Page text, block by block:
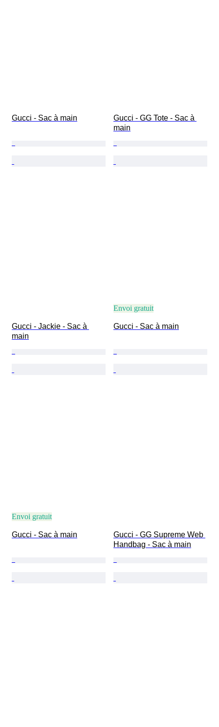
Gucci - Sac à main
Gucci - GG Tote - Sac à
main
Gucci - Jackie - Sac à
main
Envoi gratuit
Gucci - Sac à main
Envoi gratuit
Gucci - Sac à main
Gucci - GG Supreme Web
Handbag - Sac à main